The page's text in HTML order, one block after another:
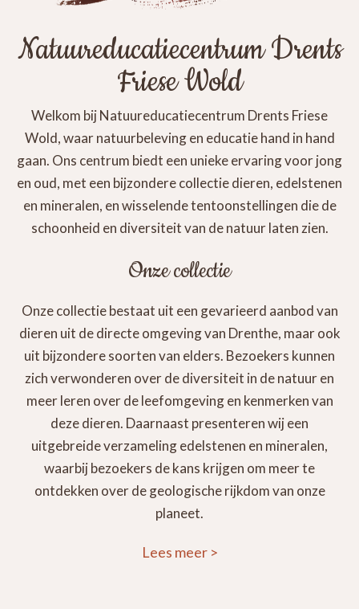
Natuureducatiecentrum Drents
Friese Wold
Welkom bij Natuureducatiecentrum Drents Friese
Wold, waar natuurbeleving en educatie hand in hand
gaan. Ons centrum biedt een unieke ervaring voor jong
en oud, met een bijzondere collectie dieren, edelstenen
en mineralen, en wisselende tentoonstellingen die de
schoonheid en diversiteit van de natuur laten zien.
Onze collectie
Onze collectie bestaat uit een gevarieerd aanbod van
dieren uit de directe omgeving van Drenthe, maar ook
uit bijzondere soorten van elders. Bezoekers kunnen
zich verwonderen over de diversiteit in de natuur en
meer leren over de leefomgeving en kenmerken van
deze dieren. Daarnaast presenteren wij een
uitgebreide verzameling edelstenen en mineralen,
waarbij bezoekers de kans krijgen om meer te
ontdekken over de geologische rijkdom van onze
planeet.
Lees meer >